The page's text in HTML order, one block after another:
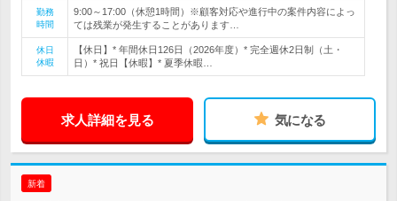
勤務
時間
9:00～17:00（休憩1時間）※顧客対応や進行中の案件内容によっ
ては残業が発生することがあります…
休日
休暇
【休日】* 年間休日126日（2026年度）* 完全週休2日制（土・
日）* 祝日【休暇】* 夏季休暇…
求人詳細を見る 気になる
新着